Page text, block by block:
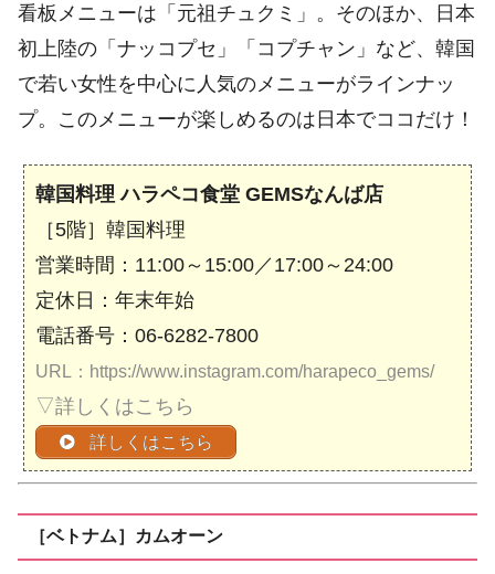
看板メニューは「元祖チュクミ」。そのほか、日本
初上陸の「ナッコプセ」「コプチャン」など、韓国
で若い女性を中心に人気のメニューがラインナッ
プ。このメニューが楽しめるのは日本でココだけ！
韓国料理 ハラペコ食堂 GEMSなんば店
［5階］韓国料理
営業時間：11:00～15:00／17:00～24:00
定休日：年末年始
電話番号：06-6282-7800
URL：https://www.instagram.com/harapeco_gems/
▽詳しくはこちら
詳しくはこちら
［ベトナム］カムオーン